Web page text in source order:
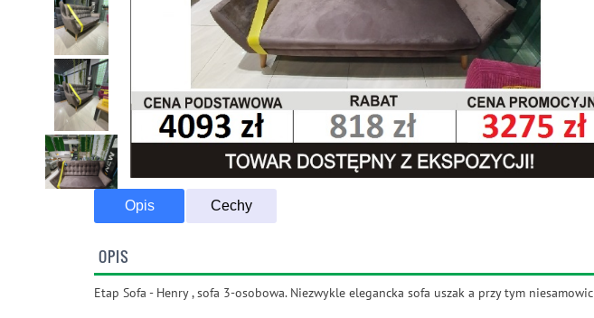
Opis Cechy
OPIS
Etap Sofa - Henry , sofa 3-osobowa. Niezwykle elegancka sofa uszak a przy tym